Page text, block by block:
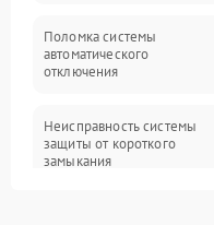
Поломка системы
автоматического
отключения
Неисправность системы
защиты от короткого
замыкания